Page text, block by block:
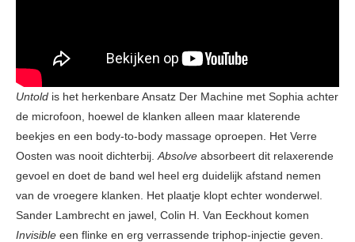
Untold is het herkenbare Ansatz Der Machine met Sophia achter
de microfoon, hoewel de klanken alleen maar klaterende
beekjes en een body-to-body massage oproepen. Het Verre
Oosten was nooit dichterbij. Absolve absorbeert dit relaxerende
gevoel en doet de band wel heel erg duidelijk afstand nemen
van de vroegere klanken. Het plaatje klopt echter wonderwel.
Sander Lambrecht en jawel, Colin H. Van Eeckhout komen
Invisible een flinke en erg verrassende triphop-injectie geven.